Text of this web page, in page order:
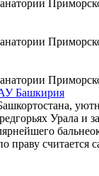
Башкирия
Урала и
праву считается